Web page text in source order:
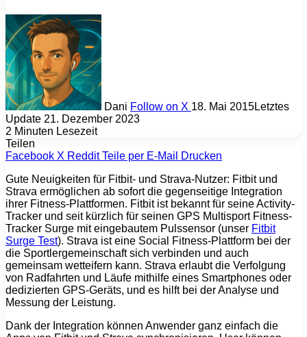
Dani Follow on X 18. Mai 2015Letztes
Update 21. Dezember 2023
2 Minuten Lesezeit
Teilen
Facebook X Reddit Teile per E-Mail
Drucken
Gute Neuigkeiten für Fitbit- und Strava-Nutzer: Fitbit und
Strava ermöglichen ab sofort die gegenseitige Integration
ihrer Fitness-Plattformen. Fitbit ist bekannt für seine Activity-
Tracker und seit kürzlich für seinen GPS Multisport Fitness-
Tracker Surge mit eingebautem Pulssensor (unser Fitbit
Surge Test). Strava ist eine Social Fitness-Plattform bei der
die Sportlergemeinschaft sich verbinden und auch
gemeinsam wetteifern kann. Strava erlaubt die Verfolgung
von Radfahrten und Läufe mithilfe eines Smartphones oder
dedizierten GPS-Geräts, und es hilft bei der Analyse und
Messung der Leistung.
Dank der Integration können Anwender ganz einfach die